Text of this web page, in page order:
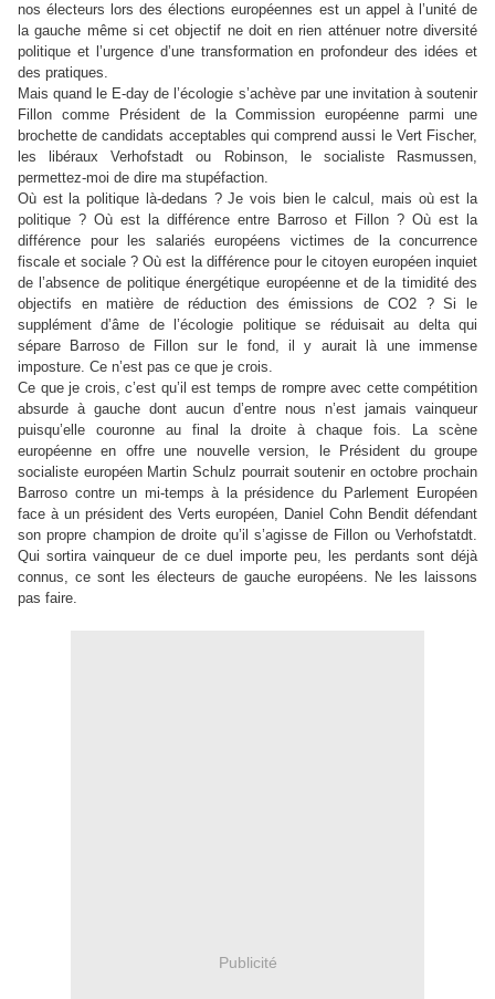
nos électeurs lors des élections européennes est un appel à l’unité de
la gauche même si cet objectif ne doit en rien atténuer notre diversité
politique et l’urgence d’une transformation en profondeur des idées et
des pratiques.
Mais quand le E-day de l’écologie s’achève par une invitation à soutenir
Fillon comme Président de la Commission européenne parmi une
brochette de candidats acceptables qui comprend aussi le Vert Fischer,
les libéraux Verhofstadt ou Robinson, le socialiste Rasmussen,
permettez-moi de dire ma stupéfaction.
Où est la politique là-dedans ? Je vois bien le calcul, mais où est la
politique ? Où est la différence entre Barroso et Fillon ? Où est la
différence pour les salariés européens victimes de la concurrence
fiscale et sociale ? Où est la différence pour le citoyen européen inquiet
de l’absence de politique énergétique européenne et de la timidité des
objectifs en matière de réduction des émissions de CO2 ? Si le
supplément d’âme de l’écologie politique se réduisait au delta qui
sépare Barroso de Fillon sur le fond, il y aurait là une immense
imposture. Ce n’est pas ce que je crois.
Ce que je crois, c’est qu’il est temps de rompre avec cette compétition
absurde à gauche dont aucun d’entre nous n’est jamais vainqueur
puisqu’elle couronne au final la droite à chaque fois. La scène
européenne en offre une nouvelle version, le Président du groupe
socialiste européen Martin Schulz pourrait soutenir en octobre prochain
Barroso contre un mi-temps à la présidence du Parlement Européen
face à un président des Verts européen, Daniel Cohn Bendit défendant
son propre champion de droite qu’il s’agisse de Fillon ou Verhofstatdt.
Qui sortira vainqueur de ce duel importe peu, les perdants sont déjà
connus, ce sont les électeurs de gauche européens. Ne les laissons
pas faire.
Publicité